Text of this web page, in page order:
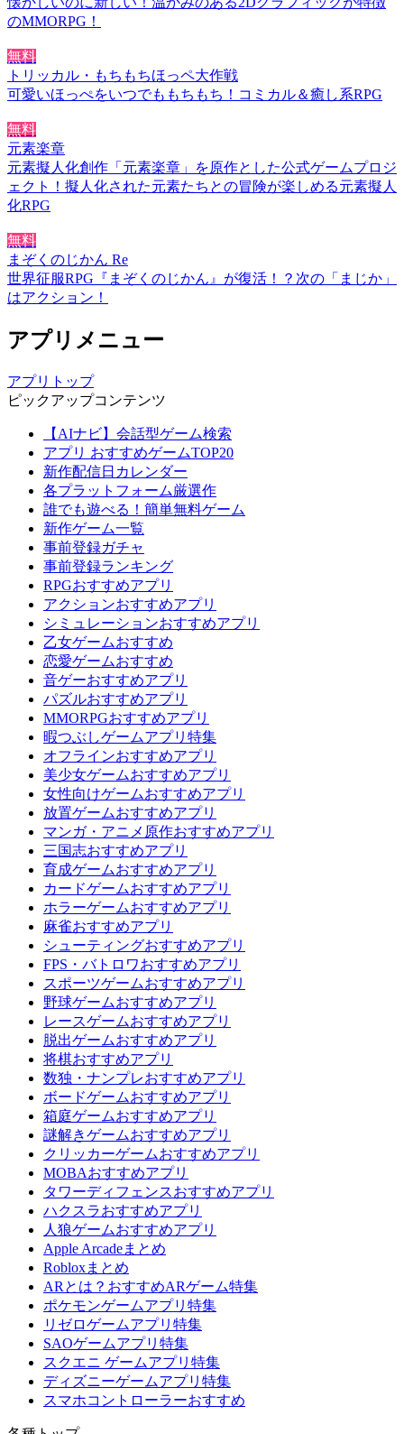
のMMORPG！
無料
トリッカル・もちもちほっペ大作戦
可愛いほっぺをいつでももちもち！コミカル＆癒し系RPG
無料
元素楽章
元素擬人化創作「元素楽章」を原作とした公式ゲームプロジ
ェクト！擬人化された元素たちとの冒険が楽しめる元素擬人
化RPG
無料
まぞくのじかん Re
世界征服RPG『まぞくのじかん』が復活！？次の「まじか」
はアクション！
アプリメニュー
アプリトップ
ピックアップコンテンツ
【AIナビ】会話型ゲーム検索
アプリ おすすめゲームTOP20
新作配信日カレンダー
各プラットフォーム厳選作
誰でも遊べる！簡単無料ゲーム
新作ゲーム一覧
事前登録ガチャ
事前登録ランキング
RPGおすすめアプリ
アクションおすすめアプリ
シミュレーションおすすめアプリ
乙女ゲームおすすめ
恋愛ゲームおすすめ
音ゲーおすすめアプリ
パズルおすすめアプリ
MMORPGおすすめアプリ
暇つぶしゲームアプリ特集
オフラインおすすめアプリ
美少女ゲームおすすめアプリ
女性向けゲームおすすめアプリ
放置ゲームおすすめアプリ
マンガ・アニメ原作おすすめアプリ
三国志おすすめアプリ
育成ゲームおすすめアプリ
カードゲームおすすめアプリ
ホラーゲームおすすめアプリ
麻雀おすすめアプリ
シューティングおすすめアプリ
FPS・バトロワおすすめアプリ
スポーツゲームおすすめアプリ
野球ゲームおすすめアプリ
レースゲームおすすめアプリ
脱出ゲームおすすめアプリ
将棋おすすめアプリ
数独・ナンプレおすすめアプリ
ボードゲームおすすめアプリ
箱庭ゲームおすすめアプリ
謎解きゲームおすすめアプリ
クリッカーゲームおすすめアプリ
MOBAおすすめアプリ
タワーディフェンスおすすめアプリ
ハクスラおすすめアプリ
人狼ゲームおすすめアプリ
Apple Arcadeまとめ
Robloxまとめ
ARとは？おすすめARゲーム特集
ポケモンゲームアプリ特集
リゼロゲームアプリ特集
SAOゲームアプリ特集
スクエニ ゲームアプリ特集
ディズニーゲームアプリ特集
スマホコントローラーおすすめ